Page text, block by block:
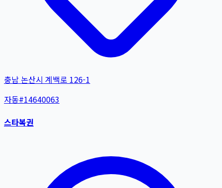
충남 논산시 계백로 126-1
자동#14640063
스타복권